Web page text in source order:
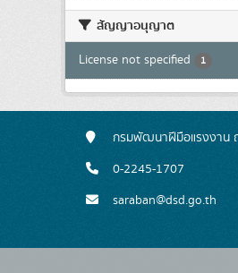
สัญญาอนุญาต
License not specified 1
กรมพัฒนาฝีมือแรงงาน
0-2245-1707
saraban@dsd.go.th